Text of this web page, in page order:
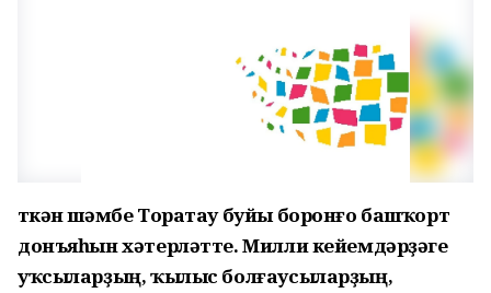
Үткән шәмбе Торатау буйы боронғо башҡорт
донъяһын хәтерләтте. Милли кейемдәрҙәге
уҡсыларҙың, ҡылыс болғаусыларҙың,